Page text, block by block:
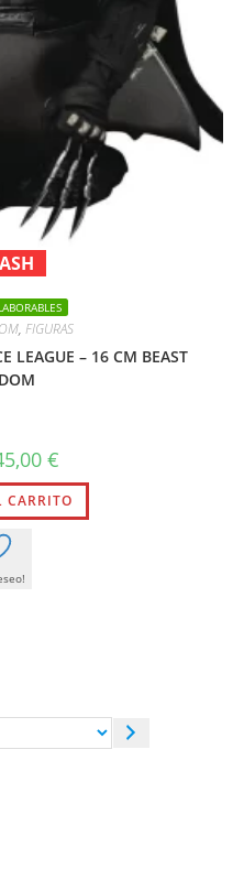
, FIGURAS
LEAGUE – 16 CM BEAST
€.
€
actual
es:
45,00 €.
CARRITO